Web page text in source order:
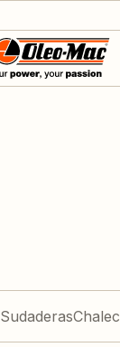
Sudaderas